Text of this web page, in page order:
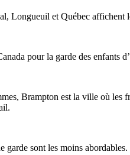
Longueuil et Québec affichent
pour la garde des enfants
Brampton est la ville où
sont les moins